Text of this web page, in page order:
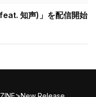
知声)」を配信開始